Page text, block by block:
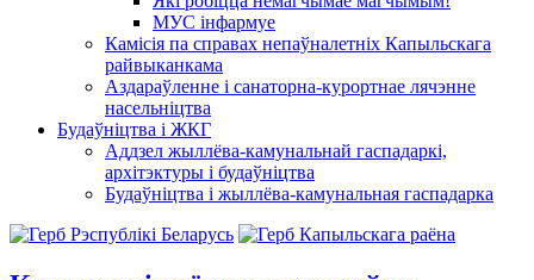
МУС інфармуе
Камісія па справах непаўналетніх Капыльскага
райвыканкама
Аздараўленне і санаторна-курортнае лячэнне
насельніцтва
Будаўніцтва і ЖКГ
Аддзел жыллёва-камунальнай гаспадаркі,
архітэктуры і будаўніцтва
Будаўніцтва і жыллёва-камунальная гаспадарка